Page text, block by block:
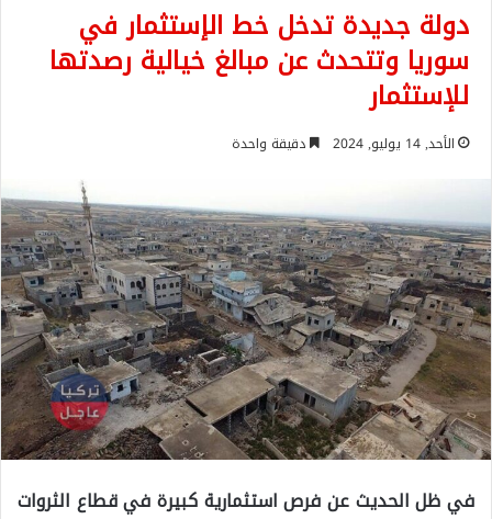
دولة جديدة تدخل خط الإستثمار في
سوريا وتتحدث عن مبالغ خيالية رصدتها
للإستثمار
الأحد, 14 يوليو, 2024 دقيقة واحدة
في ظل الحديث عن فرص استثمارية كبيرة في قطاع الثروات